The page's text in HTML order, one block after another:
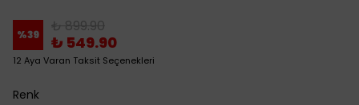
%39 ₺ 899.90
₺ 549.90
12 Aya Varan Taksit Seçenekleri
Renk